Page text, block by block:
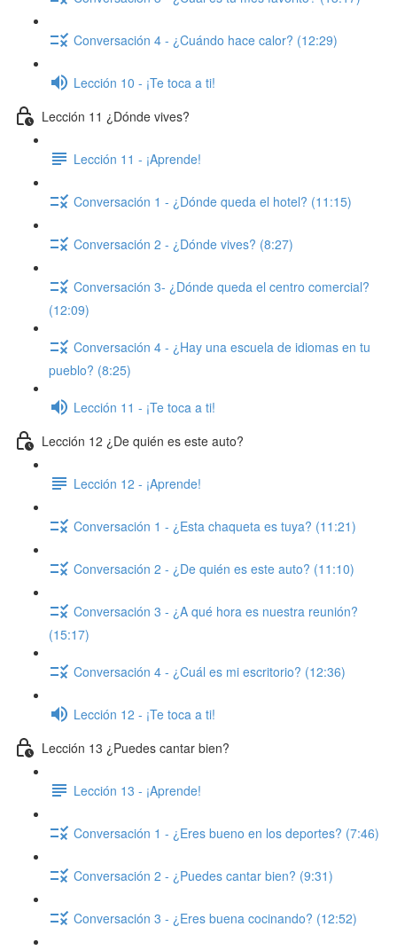
Conversación 4 - ¿Cuándo hace calor? (12:29)
Lección 10 - ¡Te toca a ti!
Lección 11 ¿Dónde vives?
Lección 11 - ¡Aprende!
Conversación 1 - ¿Dónde queda el hotel? (11:15)
Conversación 2 - ¿Dónde vives? (8:27)
Conversación 3- ¿Dónde queda el centro comercial?
(12:09)
Conversación 4 - ¿Hay una escuela de idiomas en tu
pueblo? (8:25)
Lección 11 - ¡Te toca a ti!
Lección 12 ¿De quién es este auto?
Lección 12 - ¡Aprende!
Conversación 1 - ¿Esta chaqueta es tuya? (11:21)
Conversación 2 - ¿De quién es este auto? (11:10)
Conversación 3 - ¿A qué hora es nuestra reunión?
(15:17)
Conversación 4 - ¿Cuál es mi escritorio? (12:36)
Lección 12 - ¡Te toca a ti!
Lección 13 ¿Puedes cantar bien?
Lección 13 - ¡Aprende!
Conversación 1 - ¿Eres bueno en los deportes? (7:46)
Conversación 2 - ¿Puedes cantar bien? (9:31)
Conversación 3 - ¿Eres buena cocinando? (12:52)